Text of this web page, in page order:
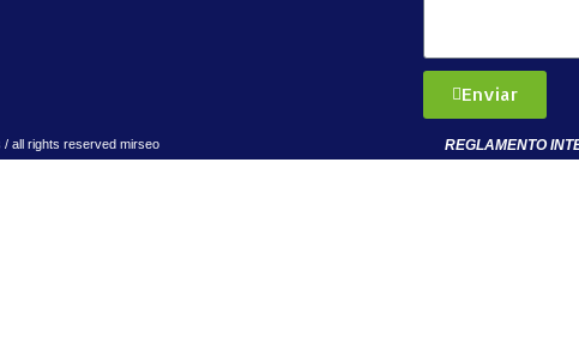
Enviar
all rights reserved mirseo REGLAMENTO